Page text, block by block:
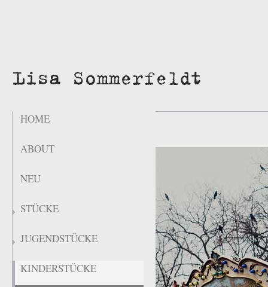
HOME
ABOUT
NEU
STÜCKE
JUGENDSTÜCKE
KINDERSTÜCKE